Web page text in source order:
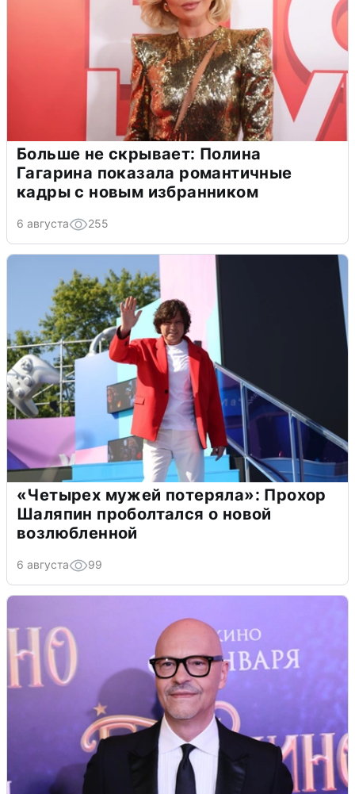
Больше не скрывает: Полина
Гагарина показала романтичные
кадры с новым избранником
6 августа 255
«Четырех мужей потеряла»: Прохор
Шаляпин проболтался о новой
возлюбленной
6 августа 99